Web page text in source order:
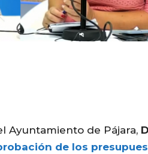
Ayuntamiento de Pájara,
de los